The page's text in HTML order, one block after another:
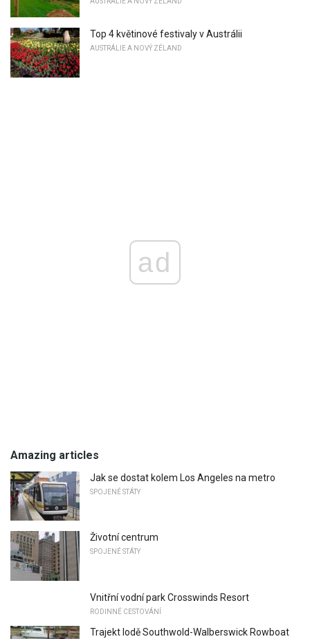
Top 4 květinové festivaly v Austrálii
AUSTRÁLIE A NOVÝ ZÉLAND
ad
Amazing articles
Jak se dostat kolem Los Angeles na metro
SPOJENÉ STÁTY
Životní centrum
SPOJENÉ STÁTY
Vnitřní vodní park Crosswinds Resort
RODINNÉ CESTOVÁNÍ
Trajekt lodě Southwold-Walberswick Rowboat